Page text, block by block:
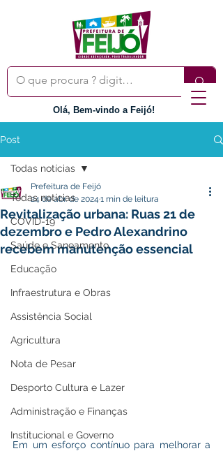
Olá, Bem-vindo a Feijó!
Post
Todas notícias
COVID-19
Saúde e Saneamento
Educação
Infraestrutura e Obras
Assistência Social
Agricultura
Nota de Pesar
Desporto Cultura e Lazer
Administração e Finanças
Institucional e Governo
Todas notícias
Revitalização urbana: Ruas 21 de
dezembro e Pedro Alexandrino
recebem manutenção essencial
Prefeitura de Feijó
24 de abr. de 2024 1 min de leitura
Em um esforço contínuo para melhorar a